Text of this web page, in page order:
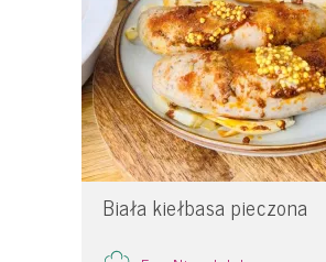
Biała kiełbasa pieczona